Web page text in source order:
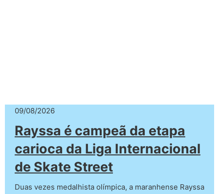
09/08/2026
Rayssa é campeã da etapa
carioca da Liga Internacional
de Skate Street
Duas vezes medalhista olímpica, a maranhense Rayssa